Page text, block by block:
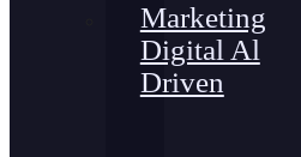
Marketing
Digital Al
Driven